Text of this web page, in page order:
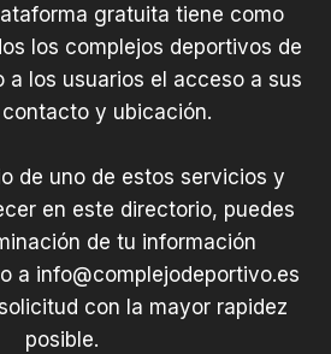
gratuita tiene como
los complejos deportivos de
a los usuarios el acceso a sus
y ubicación.
de uno de estos servicios y
en este directorio, puedes
de tu información
a info@complejodeportivo.es
con la mayor rapidez
posible.